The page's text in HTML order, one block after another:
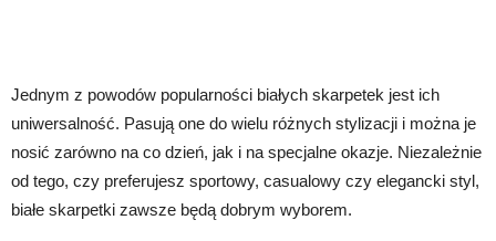
Jednym z powodów popularności białych skarpetek jest ich
uniwersalność. Pasują one do wielu różnych stylizacji i można je
nosić zarówno na co dzień, jak i na specjalne okazje. Niezależnie
od tego, czy preferujesz sportowy, casualowy czy elegancki styl,
białe skarpetki zawsze będą dobrym wyborem.